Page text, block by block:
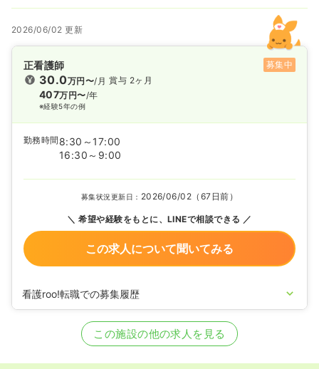
2026/06/02 更新
正看護師 募集中
30.0万円〜/月
407万円〜/年
※経験5年の例
賞与 2ヶ月
勤務時間 8:30～17:00
16:30～9:00
募集状況更新日： 2026/06/02（67日前）
希望や経験をもとに、LINEで相談できる
この求人について聞いてみる
看護roo!転職での募集履歴
正看護師を休止中
この施設の他の求人を見る